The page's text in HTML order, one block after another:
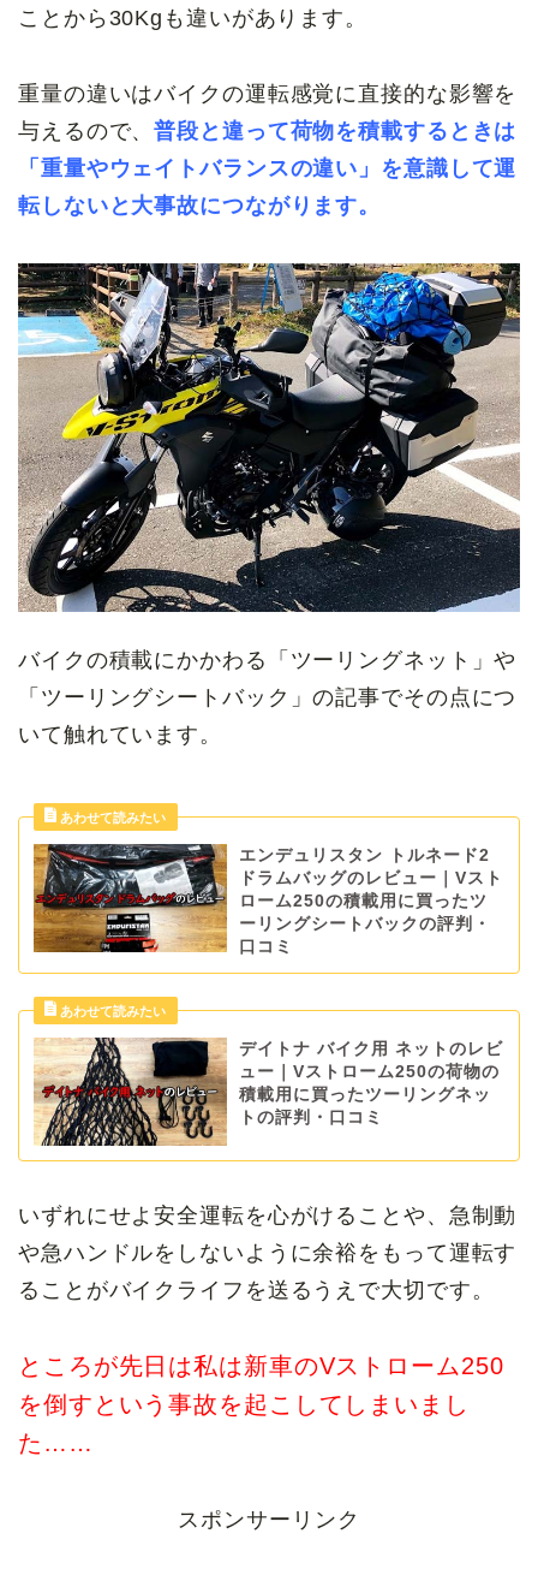
ことから30Kgも違いがあります。
重量の違いはバイクの運転感覚に直接的な影響を
与えるので、普段と違って荷物を積載するときは
「重量やウェイトバランスの違い」を意識して運
転しないと大事故につながります。
バイクの積載にかかわる「ツーリングネット」や
「ツーリングシートバック」の記事でその点につ
いて触れています。
エンデュリスタン トルネード2
ドラムバッグのレビュー｜Vスト
ローム250の積載用に買ったツ
ーリングシートバックの評判・
口コミ
デイトナ バイク用 ネットのレビ
ュー｜Vストローム250の荷物の
積載用に買ったツーリングネッ
トの評判・口コミ
いずれにせよ安全運転を心がけることや、急制動
や急ハンドルをしないように余裕をもって運転す
ることがバイクライフを送るうえで大切です。
ところが先日は私は新車のVストローム250
を倒すという事故を起こしてしまいまし
た……
スポンサーリンク